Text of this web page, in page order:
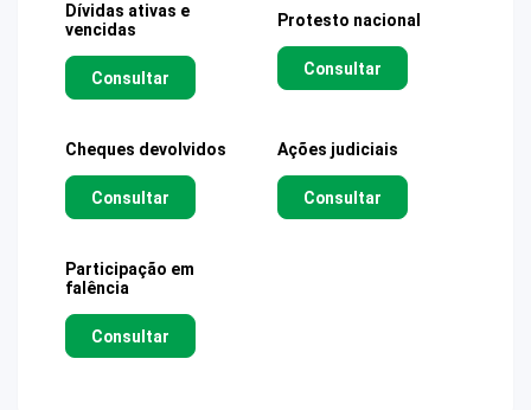
Dívidas ativas e
vencidas
Consultar
Protesto nacional
Consultar
Cheques devolvidos
Consultar
Ações judiciais
Consultar
Participação em
falência
Consultar